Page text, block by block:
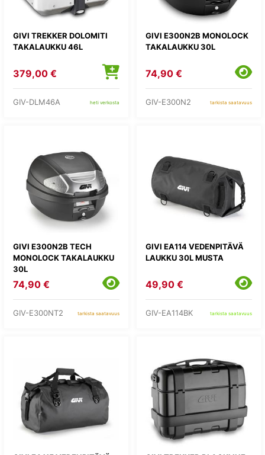
GIVI TREKKER DOLOMITI
TAKALAUKKU 46L
379,00 €
GIV-DLM46A heti verkosta
GIVI E300N2B MONOLOCK
TAKALAUKKU 30L
74,90 €
GIV-E300N2 tarkista saatavuus
GIVI E300N2B TECH
MONOLOCK TAKALAUKKU
30L
74,90 €
GIV-E300NT2 tarkista saatavuus
GIVI EA114 VEDENPITÄVÄ
LAUKKU 30L MUSTA
49,90 €
GIV-EA114BK tarkista saatavuus